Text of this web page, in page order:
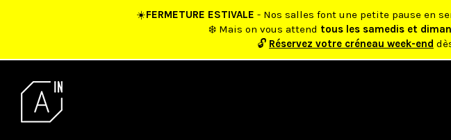
☀️FERMETURE ESTIVALE - Nos salles font une petite pause en
❄️ Mais on vous attend tous les samedis et
🔓 Réservez votre créneau week-end